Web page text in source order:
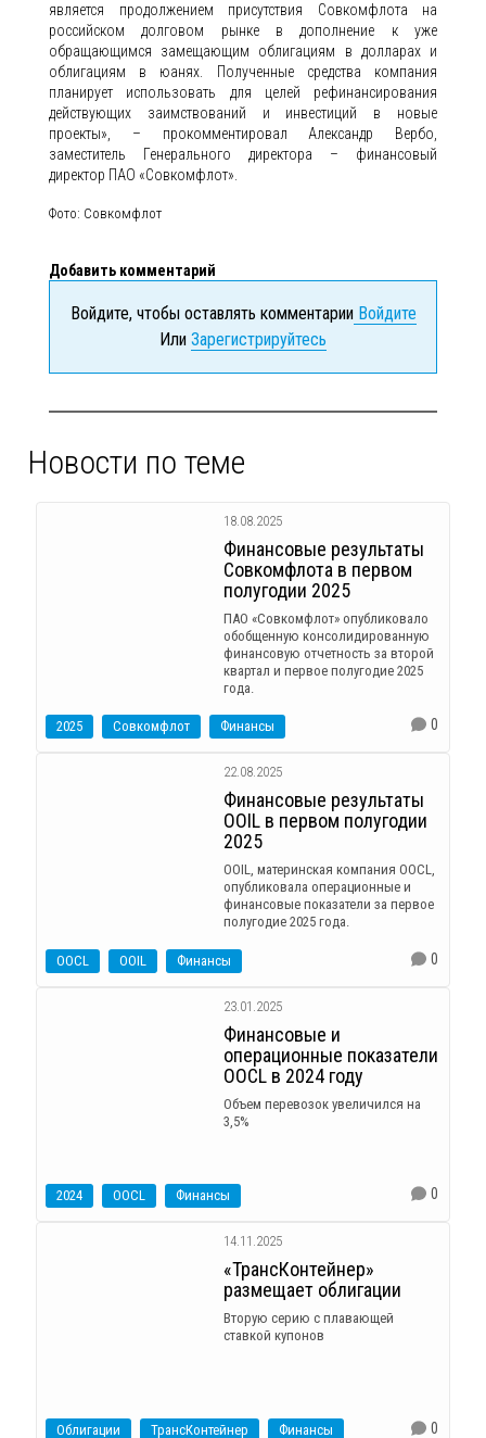
является продолжением присутствия Совкомфлота на
российском долговом рынке в дополнение к уже
обращающимся замещающим облигациям в долларах и
облигациям в юанях. Полученные средства компания
планирует использовать для целей рефинансирования
действующих заимствований и инвестиций в новые
проекты», – прокомментировал Александр Вербо,
заместитель Генерального директора – финансовый
директор ПАО «Совкомфлот».
Фото: Совкомфлот
Добавить комментарий
Войдите, чтобы оставлять комментарииВойдите
Или Зарегистрируйтесь
Новости по теме
18.08.2025
Финансовые результаты
Совкомфлота в первом
полугодии 2025
ПАО «Совкомфлот» опубликовало
обобщенную консолидированную
финансовую отчетность за второй
квартал и первое полугодие 2025
года.
2025 Совкомфлот Финансы 0
22.08.2025
Финансовые результаты
OOIL в первом полугодии
2025
OOIL, материнская компания OOCL,
опубликовала операционные и
финансовые показатели за первое
полугодие 2025 года.
OOCL OOIL Финансы 0
23.01.2025
Финансовые и
операционные показатели
OOCL в 2024 году
Объем перевозок увеличился на
3,5%
2024 OOCL Финансы 0
14.11.2025
«ТрансКонтейнер»
размещает облигации
Вторую серию с плавающей
ставкой купонов
Облигации ТрансКонтейнер Финансы 0